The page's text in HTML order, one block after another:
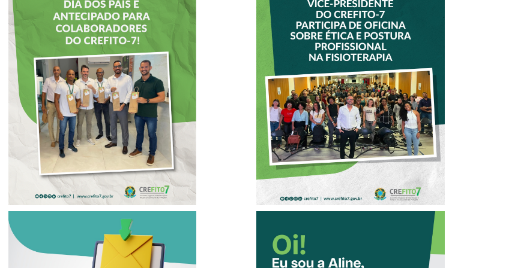
DIA DOS PAIS É
ANTECIPADO
PARA
COLABORADORES
DO CREFITO-7
VICE-PRESIDENTE
DO CREFITO-7
PARTICIPA DE
OFICINA SOBRE
ÉTICA E POSTURA
PROFISSIONAL NA
FISIOTERAPIA